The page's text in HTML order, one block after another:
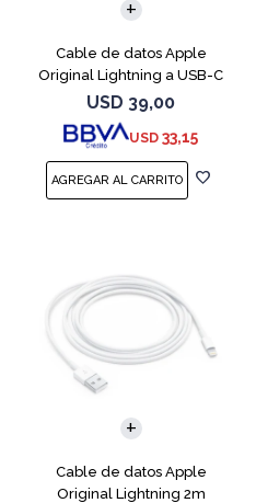
Cable de datos Apple
Original Lightning a USB-C
1m
USD 39,00
USD 33,15
Cable de datos Apple
Original Lightning 2m